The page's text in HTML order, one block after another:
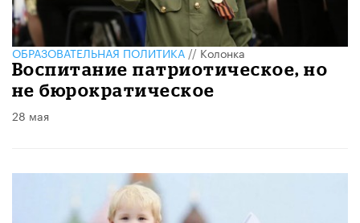
ОБРАЗОВАТЕЛЬНАЯ ПОЛИТИКА//Колонка
Воспитание патриотическое, но
не бюрократическое
28 мая